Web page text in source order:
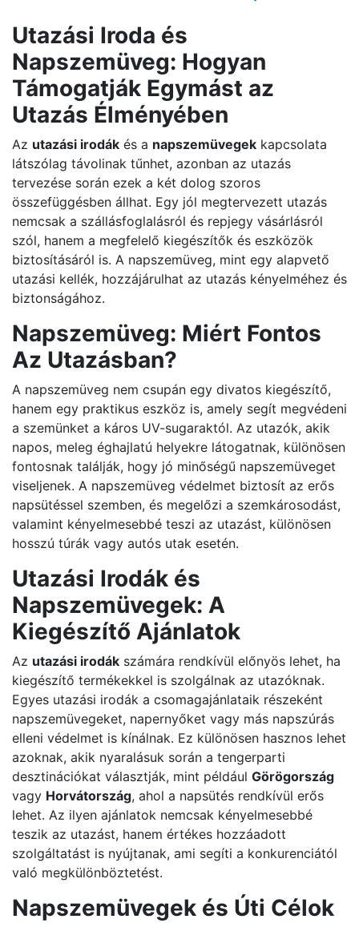
Utazási Iroda és
Napszemüveg: Hogyan
Támogatják Egymást az
Utazás Élményében
Az utazási irodák és a napszemüvegek kapcsolata
látszólag távolinak tűnhet, azonban az utazás
tervezése során ezek a két dolog szoros
összefüggésben állhat. Egy jól megtervezett utazás
nemcsak a szállásfoglalásról és repjegy vásárlásról
szól, hanem a megfelelő kiegészítők és eszközök
biztosításáról is. A napszemüveg, mint egy alapvető
utazási kellék, hozzájárulhat az utazás kényelméhez és
biztonságához.
Napszemüveg: Miért Fontos
Az Utazásban?
A napszemüveg nem csupán egy divatos kiegészítő,
hanem egy praktikus eszköz is, amely segít megvédeni
a szemünket a káros UV-sugaraktól. Az utazók, akik
napos, meleg éghajlatú helyekre látogatnak, különösen
fontosnak találják, hogy jó minőségű napszemüveget
viseljenek. A napszemüveg védelmet biztosít az erős
napsütéssel szemben, és megelőzi a szemkárosodást,
valamint kényelmesebbé teszi az utazást, különösen
hosszú túrák vagy autós utak esetén.
Utazási Irodák és
Napszemüvegek: A
Kiegészítő Ajánlatok
Az utazási irodák számára rendkívül előnyös lehet, ha
kiegészítő termékekkel is szolgálnak az utazóknak.
Egyes utazási irodák a csomagajánlataik részeként
napszemüvegeket, napernyőket vagy más napszúrás
elleni védelmet is kínálnak. Ez különösen hasznos lehet
azoknak, akik nyaralásuk során a tengerparti
desztinációkat választják, mint például Görögország
vagy Horvátország, ahol a napsütés rendkívül erős
lehet. Az ilyen ajánlatok nemcsak kényelmesebbé
teszik az utazást, hanem értékes hozzáadott
szolgáltatást is nyújtanak, ami segíti a konkurenciától
való megkülönböztetést.
Napszemüvegek és Úti Célok